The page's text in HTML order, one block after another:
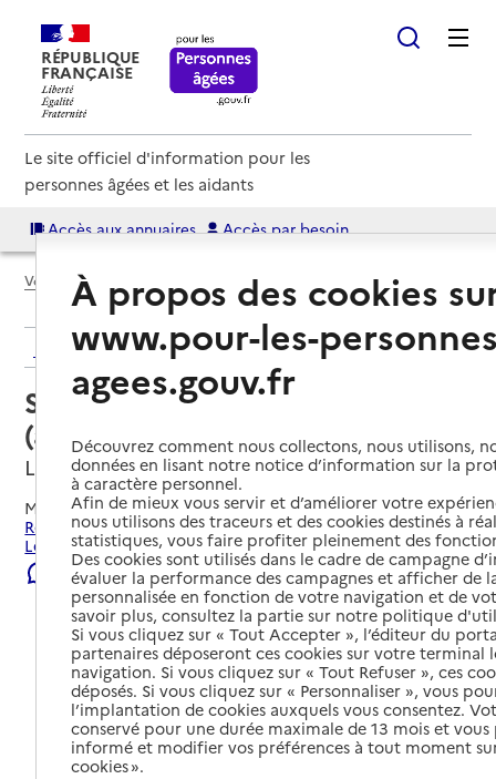
RÉPUBLIQUE
FRANÇAISE
Le site officiel d'information pour les
personnes âgées et les aidants
Accès aux annuaires Accès par besoin
Voir le fil d’Ariane
Retour aux résultats de l'annuaire
Service autonomie à domicile
(aide) – Dom Horizon
Lecelles, NORD
Mis à jour le01/08/2026
Rechercher les établissements et services autour de
Lecelles.
Signaler une erreur
À propos des cookies
www.pour-les-
agees.gouv.fr
Découvrez comment nous collectons, nous utilisons,
données en lisant notre notice d’information sur la
à caractère personnel.
Afin de mieux vous servir et d’améliorer votre
nous utilisons des traceurs et des cookies destinés à
statistiques, vous faire profiter pleinement des
Des cookies sont utilisés dans le cadre de campagne
évaluer la performance des campagnes et afficher de
personnalisée en fonction de votre navigation et de
savoir plus, consultez la partie sur notre politique
Si vous cliquez sur « Tout Accepter », l’éditeur du
partenaires déposeront ces cookies sur votre terminal
navigation. Si vous cliquez sur « Tout Refuser », ces
déposés. Si vous cliquez sur « Personnaliser », vous
l’implantation de cookies auxquels vous consentez.
conservé pour une durée maximale de 13 mois et
informé et modifier vos préférences à tout moment
cookies ».